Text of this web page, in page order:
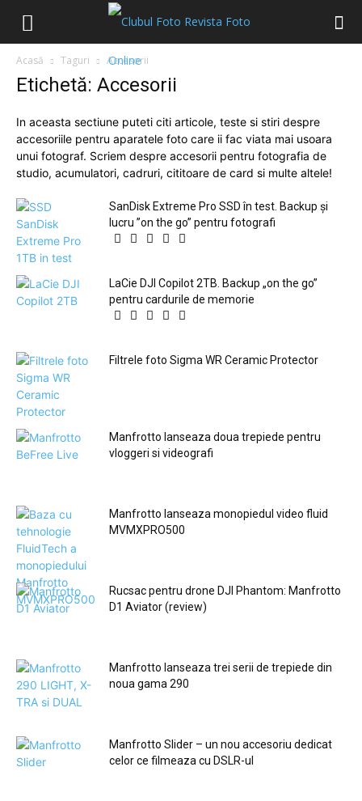
Acasă Taguri Accesorii
Etichetă: Accesorii
In aceasta sectiune puteti citi articole, teste si stiri despre
accesoriile pentru aparatele foto care ii fac viata mai usoara
unui fotograf. Scriem despre accesorii pentru fotografia de
studio, acumulatori, cadruri, cititoare de card si multe altele!
SanDisk Extreme Pro SSD în test. Backup și
lucru ”on the go” pentru fotografi
LaCie DJI Copilot 2TB. Backup „on the go”
pentru cardurile de memorie
Filtrele foto Sigma WR Ceramic Protector
Manfrotto lanseaza doua trepiede pentru
vloggeri si videografi
Manfrotto lanseaza monopiedul video fluid
MVMXPRO500
Rucsac pentru drone DJI Phantom: Manfrotto
D1 Aviator (review)
Manfrotto lanseaza trei serii de trepiede din
noua gama 290
Manfrotto Slider – un nou accesoriu dedicat
celor ce filmeaza cu DSLR-ul